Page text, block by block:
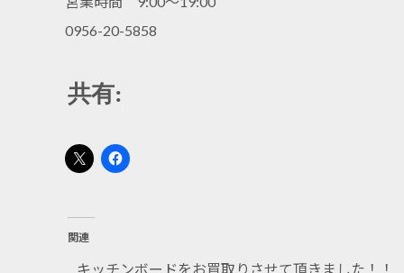
0956-20-5858
共有:
関連
キッチンボードをお買取りさせて頂きました！！